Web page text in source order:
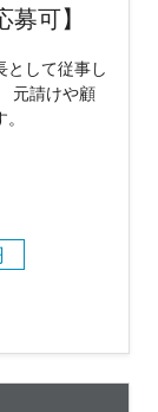
可】
として従事し
元請けや顧